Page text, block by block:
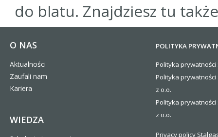
do blatu. Znajdziesz tu
O NAS
Aktualności
Zaufali nam
Kariera
WIEDZA
POLITYKA
Polityka prywatności
Polityka
z o.o.
Polityka
z o.o.
Privacy policy